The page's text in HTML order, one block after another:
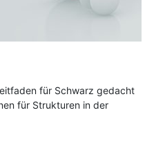
für Schwarz gedacht
für Strukturen in der